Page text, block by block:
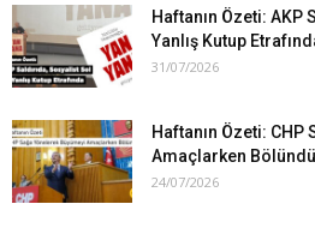
Haftanın Özeti: AKP
Yanlış Kutup
31/07/2026
Haftanın Özeti:
Amaçlarken Bölündü
24/07/2026